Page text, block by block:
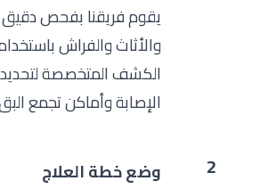
يقوم فريقنا بفحص
والأثاث والفراش
الكشف المتخصصة
الإصابة وأماكن تجمع
2
وضع خطة العلاج